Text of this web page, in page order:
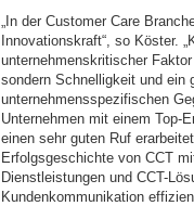
„In der Customer Care
Innovationskraft“, so Köster.
unternehmenskritischer
sondern Schnelligkeit und ein
unternehmensspezifischen
Unternehmen mit einem Top-
einen sehr guten Ruf
Erfolgsgeschichte von CCT
Dienstleistungen und CCT-
Kundenkommunikation